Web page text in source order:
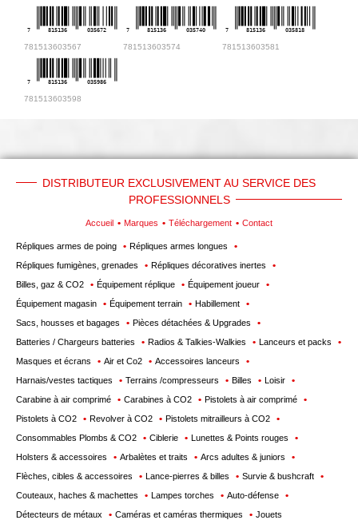
7 815136 035672
781513603567
7 815136 035740
781513603574
7 815136 035818
781513603581
7 815136 035986
781513603598
DISTRIBUTEUR EXCLUSIVEMENT AU SERVICE DES
PROFESSIONNELS
Accueil Marques Téléchargement Contact
Répliques armes de poing
Répliques armes longues
Répliques fumigènes, grenades
Répliques décoratives inertes
Billes, gaz & CO2
Équipement réplique
Équipement joueur
Équipement magasin
Équipement terrain
Habillement
Sacs, housses et bagages
Pièces détachées & Upgrades
Batteries / Chargeurs batteries
Radios & Talkies-Walkies
Lanceurs et packs
Masques et écrans
Air et Co2
Accessoires lanceurs
Harnais/vestes tactiques
Terrains /compresseurs Billes
Loisir
Carabine à air comprimé
Carabines à CO2
Pistolets à air comprimé
Pistolets à CO2
Revolver à CO2
Pistolets mitrailleurs à CO2
Consommables Plombs & CO2
Ciblerie
Lunettes & Points rouges
Holsters & accessoires
Arbalètes et traits
Arcs adultes & juniors
Flèches, cibles & accessoires
Lance-pierres & billes
Survie & bushcraft
Couteaux, haches & machettes
Lampes torches
Auto-défense
Détecteurs de métaux
Caméras et caméras thermiques
Jouets